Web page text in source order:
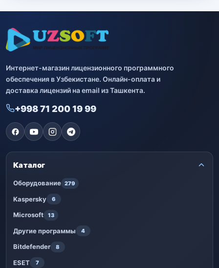
Интернет-магазин лицензионного программного
обеспечения в Узбекистане. Онлайн-оплата и
доставка лицензий на email из Ташкента.
+998 71 200 19 99
Каталог
Оборудование 279
Kaspersky 6
Microsoft 13
Другие программы 4
Bitdefender 8
ESET 7